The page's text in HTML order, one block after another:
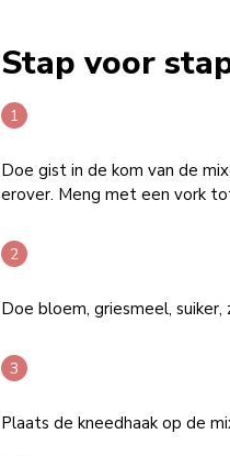
Stap voor
Doe gist in de kom van de
erover. Meng met een vork
Doe bloem, griesmeel,
Plaats de kneedhaak op de